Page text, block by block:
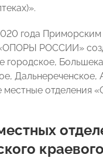
года
РОССИИ»
городское,
Дальнереченское,
местные